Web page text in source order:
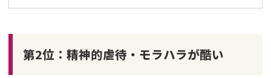
第2位：精神的虐待・モラハラが酷い